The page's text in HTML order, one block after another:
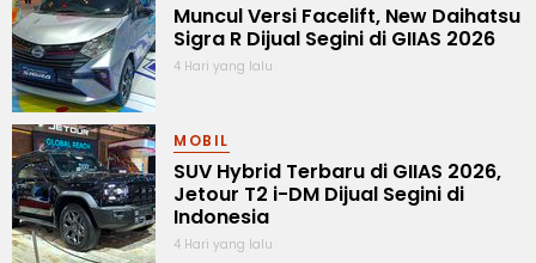
Muncul Versi Facelift, New Daihatsu
Sigra R Dijual Segini di GIIAS 2026
4 Hari yang lalu
MOBIL
SUV Hybrid Terbaru di GIIAS 2026,
Jetour T2 i-DM Dijual Segini di
Indonesia
4 Hari yang lalu